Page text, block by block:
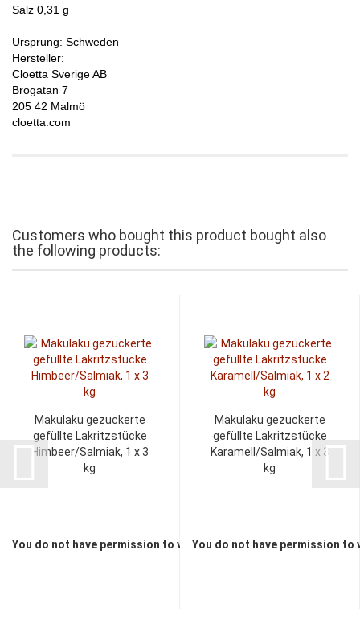
Salz 0,31 g
Ursprung: Schweden
Hersteller:
Cloetta Sverige AB
Brogatan 7
205 42 Malmö
cloetta.com
Customers who bought this product bought also
the following products:
Makulaku gezuckerte
gefüllte Lakritzstücke
Himbeer/Salmiak, 1 x 3
kg
You do not have permission to view the prices
Makulaku gezuckerte
gefüllte Lakritzstücke
Karamell/Salmiak, 1 x 3
kg
You do not have permission to